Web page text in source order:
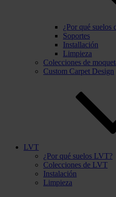
¿Por qué suelos
Soportes
Installación
Limpieza
Colecciones de
Custom Carpet Design
LVT
¿Por qué suelos LVT?
Colecciones de LVT
Instalación
Limpieza